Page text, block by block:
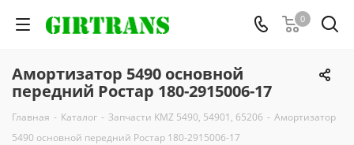
0
Амортизатор 5490 основной
передний Ростар 180-2915006-17
Главная - Каталог - Запчасти KMZ 5490, 54901, 65206 - Амортизатор
5490 основной передний Ростар 180-2915006-17